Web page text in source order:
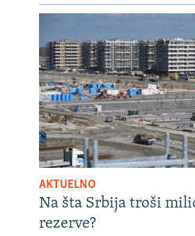
AKTUELNO
Na šta Srbija troši
rezerve?